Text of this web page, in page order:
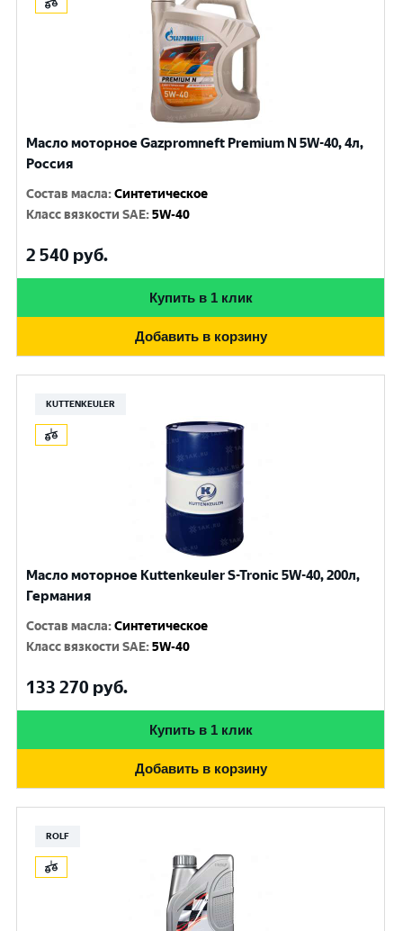
Масло моторное Gazpromneft Premium N 5W-40, 4л,
Россия
Состав масла:Синтетическое
Класс вязкости SAE:5W-40
2 540 руб.
Купить в 1 клик
Добавить в корзину
KUTTENKEULER
Масло моторное Kuttenkeuler S-Tronic 5W-40, 200л,
Германия
Состав масла:Синтетическое
Класс вязкости SAE:5W-40
133 270 руб.
Купить в 1 клик
Добавить в корзину
ROLF